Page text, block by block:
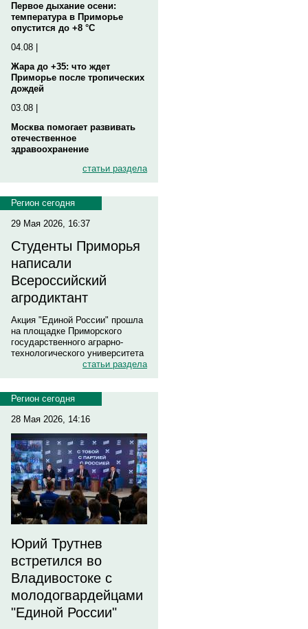
Первое дыхание осени:
температура в Приморье
опустится до +8 °C
04.08 |
Жара до +35: что ждет
Приморье после тропических
дождей
03.08 |
Москва помогает развивать
отечественное
здравоохранение
статьи раздела
Регион сегодня
29 Мая 2026, 16:37
Студенты Приморья
написали
Всероссийский
агродиктант
Акция "Единой России" прошла
на площадке Приморского
государственного аграрно-
технологического университета
статьи раздела
Регион сегодня
28 Мая 2026, 14:16
Юрий Трутнев
встретился во
Владивостоке с
молодогвардейцами
"Единой России"